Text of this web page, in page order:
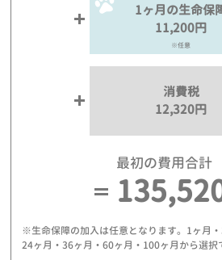
1ヶ月の生命保
11,200円
※任意
消費税
12,320円
最初の費用合計
※生命保障の加入は任意となります。1ヶ月
24ヶ月・36ヶ月・60ヶ月・100ヶ月から選択